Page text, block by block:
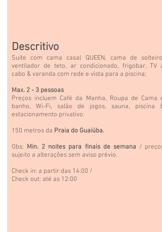
Descritivo
Suíte com cama casal QUEEN, cama de solteiro,
ventilador de teto, ar condicionado, frigobar, TV a
cabo & varanda com rede e vista para a piscina;
Max. 2 - 3 pessoas
Preços incluem Café da Manha, Roupa de Cama e
banho, Wi-Fi, salão de jogos, sauna, piscina &
estacionamento privativo.
150 metros da Praia do Guaiúba.
Obs: Min. 2 noites para finais de semana / preços
sujeito a alterações sem aviso prévio.
Check in: a partir das 14:00 /
Check out: até as 12:00